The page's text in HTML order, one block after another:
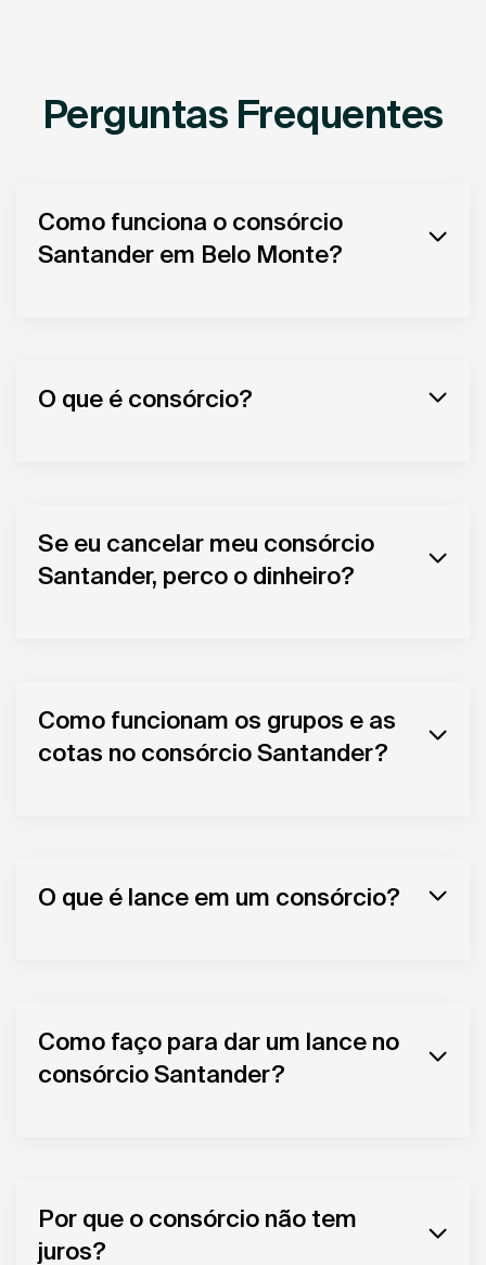
Perguntas Frequentes
Como funciona o consórcio
Santander em Belo Monte?
O que é consórcio?
Se eu cancelar meu consórcio
Santander, perco o dinheiro?
Como funcionam os grupos e as
cotas no consórcio Santander?
O que é lance em um consórcio?
Como faço para dar um lance no
consórcio Santander?
Por que o consórcio não tem
juros?